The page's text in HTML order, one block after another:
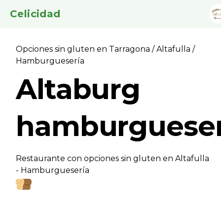
Celicidad
Opciones sin gluten en Tarragona /Altafulla /
Hamburgueserí­a
Altaburg
Restaurante con opciones sin gluten en Altafulla
- Hamburgueserí­a